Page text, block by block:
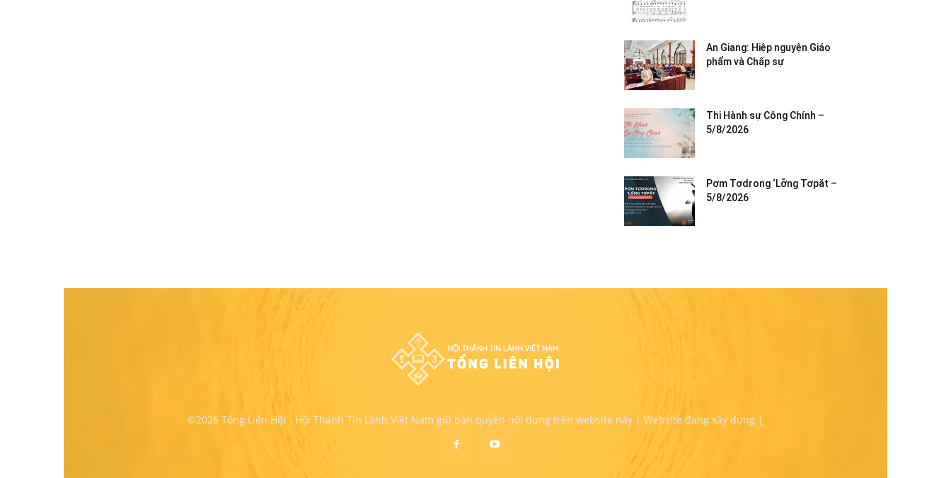
An Giang: Hiệp nguyện Giáo
phẩm và Chấp sự
Thi Hành sự Công Chính –
5/8/2026
Pơm Tơdrong ‘Lơ̆ng Tơpăt –
5/8/2026
©2026 Tổng Liên Hội - Hội Thánh Tin Lành Việt Nam giữ bản quyền nội dung trên website này | Website đang xây dựng |